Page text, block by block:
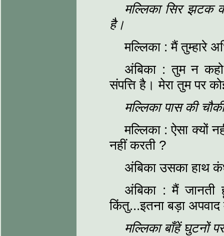
मल्लिका सिर झटक
है।
मल्लिका : मैं तुम्हारे
अंबिका : तुम न
संपत्ति है। मेरा तुम पर
मल्लिका पास की
मल्लिका : ऐसा क्यों
नहीं करती ?
अंबिका उसका हाथ
अंबिका : मैं
किंतु...इतना बड़ा
मल्लिका बाँहें घुटनों